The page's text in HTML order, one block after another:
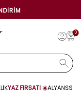
0
YAZ FIRSATI ☀️ALYANS